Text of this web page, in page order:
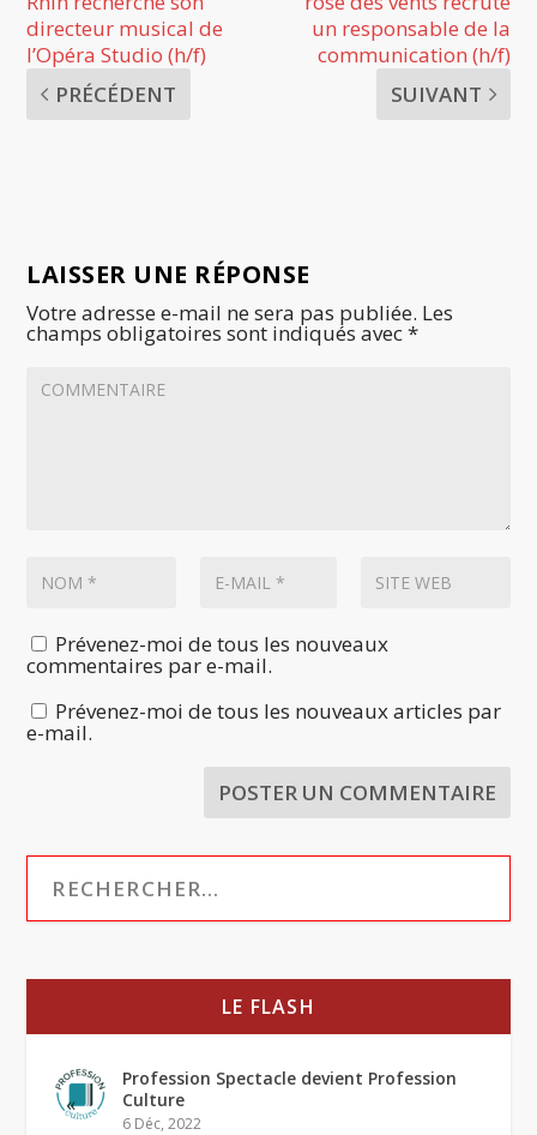
directeur musical de
l’Opéra Studio (h/f)
PRÉCÉDENT
un responsable de la
communication (h/f)
SUIVANT
LAISSER UNE RÉPONSE
Votre adresse e-mail ne sera pas publiée. Les
champs obligatoires sont indiqués avec*
Prévenez-moi de tous les nouveaux
commentaires par e-mail.
Prévenez-moi de tous les nouveaux articles par
e-mail.
LE FLASH
Profession Spectacle devient Profession
Culture
6 Déc, 2022